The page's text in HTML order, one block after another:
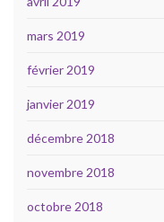
mars 2019
février 2019
janvier 2019
décembre 2018
novembre 2018
octobre 2018